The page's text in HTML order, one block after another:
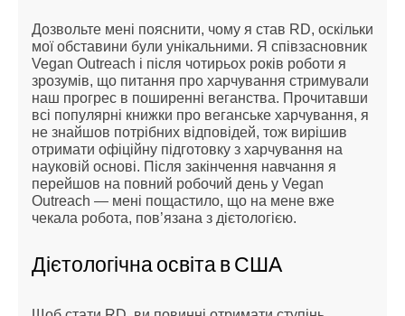
Дозвольте мені пояснити, чому я став RD, оскільки
мої обставини були унікальними. Я співзасновник
Vegan Outreach і після чотирьох років роботи я
зрозумів, що питання про харчування стримували
наш прогрес в поширенні веганства. Прочитавши
всі популярні книжки про веганське харчування, я
не знайшов потрібних відповідей, тож вирішив
отримати офіційну підготовку з харчування на
науковій основі. Після закінчення навчання я
перейшов на повний робочий день у Vegan
Outreach — мені пощастило, що на мене вже
чекала робота, пов’язана з дієтологією.
Дієтологічна освіта в США